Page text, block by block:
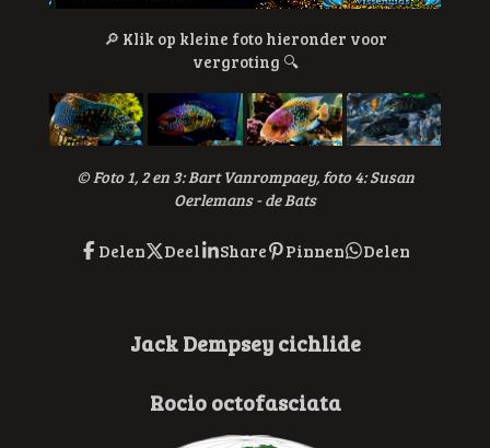
🔎 Klik op kleine foto hieronder voor
vergroting 🔍
© Foto 1, 2 en 3: Bart Vanrompaey, foto 4: Susan
Oerlemans - de Bats
Delen Deel Share Pinnen Delen
Jack Dempsey cichlide
Rocio octofasciata